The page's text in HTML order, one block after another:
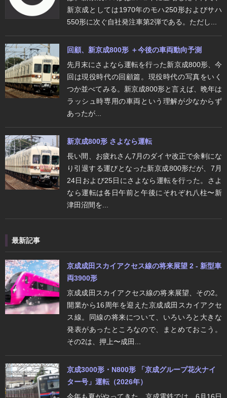
新京成としては1970年のモハ250形およびサハ
550形に次ぐ自社発注車第2弾である。ただし...
回顧、新京成800形 ＋今後の車両動向予測
先月末にさよなら運転を行った新京成800形、今
回は現役時代の回顧篇。現役時代の写真をいく
つか並べてみる。新京成800形と言えば、晩年は
ラッシュ時専用の車両という理解が少なからず
あったが...
新京成800形 さよなら運転
長い間、お疲れさん7月のダイヤ改正で余剰にな
り引退する運びとなった新京成800形だが、7月
24日および25日にさよなら運転を行った。さよ
なら運転は各日午前と午後にそれぞれ八柱〜新
津田沼間を...
最新記事
京成成田スカイアクセス線の将来展望 2 - 新型車
両3900形
京成成田スカイアクセス線の将来展望、その2。
開業から16周年を迎えた京成成田スカイアクセ
ス線。同線の将来について、いろいろと大きな
発表があったところなので、まとめておこう。
その2は、押上〜成田...
京成3000形・N800形 「京成グループ花火ナイ
ター号」運転（2026年）
今年も夏がやってきた。京成電鉄では、6月16日